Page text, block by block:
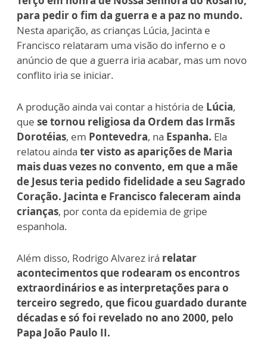
para pedir o fim da guerra e a paz no mundo.
Nesta aparição, as crianças Lúcia, Jacinta e
Francisco relataram uma visão do inferno e o
anúncio de que a guerra iria acabar, mas um novo
conflito iria se iniciar.
A produção ainda vai contar a história de Lúcia,
que se tornou religiosa da Ordem das Irmãs
Dorotéias, em Pontevedra, na Espanha. Ela
relatou ainda ter visto as aparições de Maria
mais duas vezes no convento, em que a mãe
de Jesus teria pedido fidelidade a seu Sagrado
Coração. Jacinta e Francisco faleceram ainda
crianças, por conta da epidemia de gripe
espanhola.
Além disso, Rodrigo Alvarez irá relatar
acontecimentos que rodearam os encontros
extraordinários e as interpretações para o
terceiro segredo, que ficou guardado durante
décadas e só foi revelado no ano 2000, pelo
Papa João Paulo II.